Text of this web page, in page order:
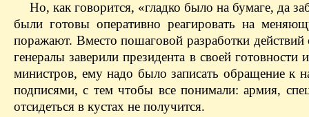
Но, как говорится, «гладко было на бумаге, да
были готовы оперативно реагировать на
поражают. Вместо пошаговой разработки
генералы заверили президента в своей
министров, ему надо было записать обращение к
подписями, с тем чтобы все понимали: армия,
отсидеться в кустах не получится.